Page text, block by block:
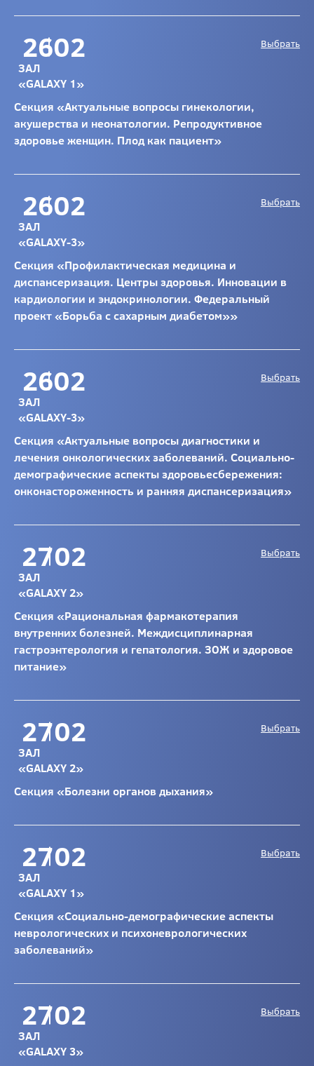
2602
ЗАЛ
«GALAXY 1»
Секция «Актуальные вопросы гинекологии,
акушерства и неонатологии. Репродуктивное
здоровье женщин. Плод как пациент»
Выбрать
2602
ЗАЛ
«GALAXY-3»
Секция «Профилактическая медицина и
диспансеризация. Центры здоровья. Инновации в
кардиологии и эндокринологии. Федеральный
проект «Борьба с сахарным диабетом»»
Выбрать
2602
ЗАЛ
«GALAXY-3»
Секция «Актуальные вопросы диагностики и
лечения онкологических заболеваний. Социально-
демографические аспекты здоровьесбережения:
онконастороженность и ранняя диспансеризация»
Выбрать
2702
ЗАЛ
«GALAXY 2»
Секция «Рациональная фармакотерапия
внутренних болезней. Междисциплинарная
гастроэнтерология и гепатология. ЗОЖ и здоровое
питание»
Выбрать
2702
ЗАЛ
«GALAXY 2»
Секция «Болезни органов дыхания»
Выбрать
2702
ЗАЛ
«GALAXY 1»
Секция «Социально-демографические аспекты
неврологических и психоневрологических
заболеваний»
Выбрать
2702
ЗАЛ
«GALAXY 3»
Выбрать